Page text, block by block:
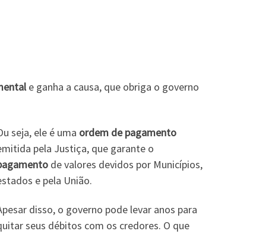
e ganha a causa, que obriga o governo
seja, ele é uma ordem de pagamento
pela Justiça, que garante o
de valores devidos por Municípios,
e pela União.
disso, o governo pode levar anos para
seus débitos com os credores. O que